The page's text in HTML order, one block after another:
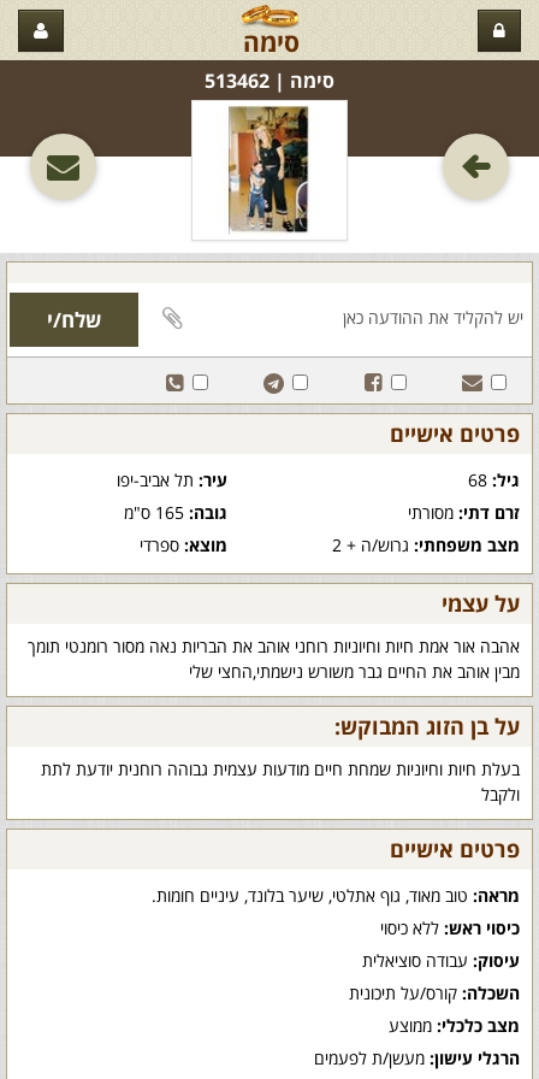
סימה
סימה‏ | 513462
פרטים אישיים
גיל: עיר:תל אביב-יפו
זרם דתי: מסורתי גובה:165 ס"מ
מצב משפחתי: גרוש/ה + 2 מוצא:ספרדי
על עצמי
אהבה אור אמת חיות וחיוניות רוחני אוהב את הבריות נאה מסור רומנטי תומך
מבין אוהב את החיים גבר משורש נישמתי,החצי שלי
על בן הזוג המבוקש:
בעלת חיות וחיוניות שמחת חיים מודעות עצמית גבוהה רוחנית יודעת לתת
ולקבל
פרטים אישיים
מראה: טוב מאוד, גוף אתלטי, שיער בלונד, עיניים חומות.
כיסוי ראש: ללא כיסוי
עיסוק: עבודה סוציאלית
השכלה: קורס/על תיכונית
מצב כלכלי: ממוצע
הרגלי עישון: מעשן/ת לפעמים